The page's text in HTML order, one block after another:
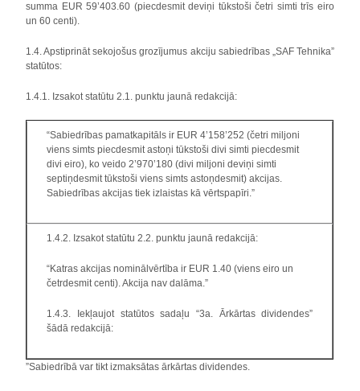
summa EUR 59’403.60 (piecdesmit deviņi tūkstoši četri simti trīs eiro
un 60 centi).
1.4. Apstiprināt sekojošus grozījumus akciju sabiedrības „SAF Tehnika”
statūtos:
1.4.1. Izsakot statūtu 2.1. punktu jaunā redakcijā:
“Sabiedrības pamatkapitāls ir EUR 4’158’252 (četri miljoni
viens simts piecdesmit astoņi tūkstoši divi simti piecdesmit
divi eiro), ko veido 2’970’180 (divi miljoni deviņi simti
septiņdesmit tūkstoši viens simts astoņdesmit) akcijas.
Sabiedrības akcijas tiek izlaistas kā vērtspapīri.”
1.4.2. Izsakot statūtu 2.2. punktu jaunā redakcijā:
“Katras akcijas nominālvērtība ir EUR 1.40 (viens eiro un
četrdesmit centi). Akcija nav dalāma.”
1.4.3. Iekļaujot statūtos sadaļu “3a. Ārkārtas dividendes”
šādā redakcijā:
”Sabiedrībā var tikt izmaksātas ārkārtas dividendes.